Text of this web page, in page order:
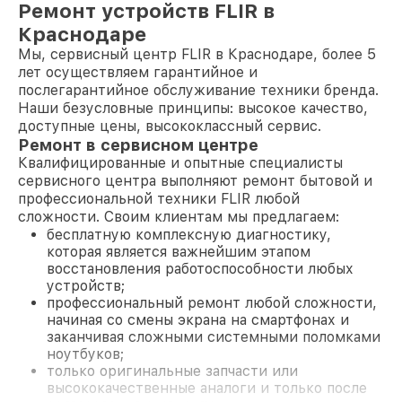
Ремонт устройств FLIR в
Краснодаре
Мы, сервисный центр FLIR в Краснодаре, более 5
лет осуществляем гарантийное и
послегарантийное обслуживание техники бренда.
Наши безусловные принципы: высокое качество,
доступные цены, высококлассный сервис.
Ремонт в сервисном центре
Квалифицированные и опытные специалисты
сервисного центра выполняют ремонт бытовой и
профессиональной техники FLIR любой
сложности. Своим клиентам мы предлагаем:
бесплатную комплексную диагностику,
которая является важнейшим этапом
восстановления работоспособности любых
устройств;
профессиональный ремонт любой сложности,
начиная со смены экрана на смартфонах и
заканчивая сложными системными поломками
ноутбуков;
только оригинальные запчасти или
высококачественные аналоги и только после